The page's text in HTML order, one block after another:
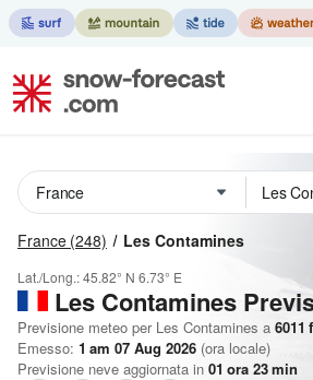
France (248) Les Contamines
Lat./Long.:45.82° N 6.73° E
Les Contamines
Previsione meteo per Les Contamines a 6011
Emesso: 1 am 07 Aug 2026 (ora locale)
Previsione neve aggiornata in 01 ora 23min